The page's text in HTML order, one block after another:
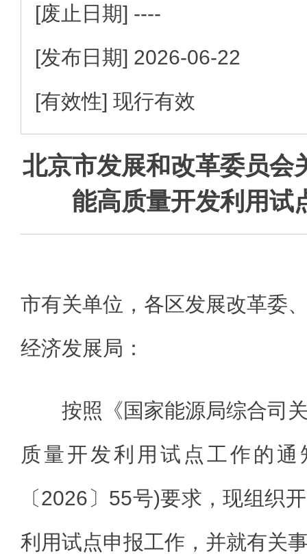
[废止日期] ----
[发布日期] 2026-06-22
[有效性] 现行有效
北京市发展和改革委员会
能高质量开发利用试
市有关单位，各区发展改革委
经济发展局：
按照《国家能源局综合司
质量开发利用试点工作的
〔2026〕55号)要求，现组织
利用试点申报工作，并就有关